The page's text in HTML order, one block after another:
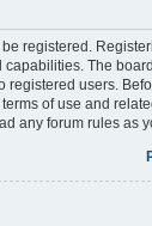
registered.
The
registered users.
of use and
any forum rules as